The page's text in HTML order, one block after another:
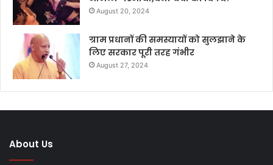
August 20, 2024
ग्राम प्रधानों की समस्यायों को सुलझाने के
लिए सरकार पूरी तरह गंभीर
August 27, 2024
About Us